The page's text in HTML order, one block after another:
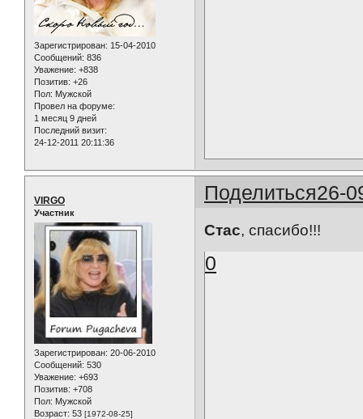
Зарегистрирован: 15-04-2010
Сообщений: 836
Уважение: +838
Позитив: +26
Пол: Мужской
Провел на форуме:
1 месяц 9 дней
Последний визит:
24-12-2011 20:11:36
Поделиться26-
VIRGO
Участник
Зарегистрирован: 20-06-2010
Сообщений: 530
Уважение: +693
Позитив: +708
Пол: Мужской
Возраст: 53 [1972-08-25]
Стас, спасибо!!!
0